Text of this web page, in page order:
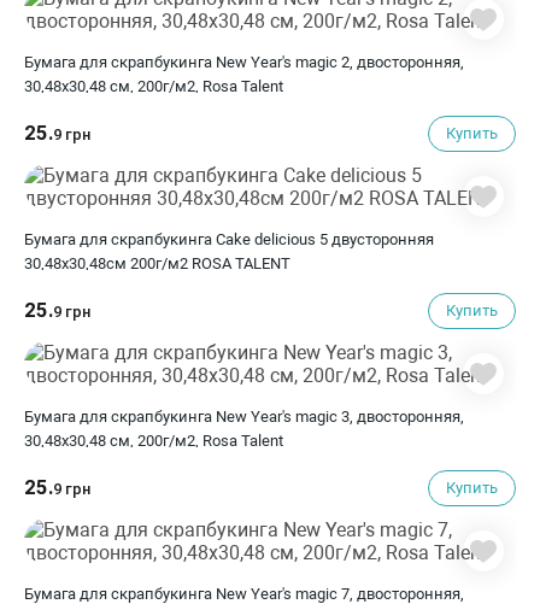
Бумага для скрапбукинга New Year's magic 2, двосторонняя,
30,48х30,48 см, 200г/м2, Rosa Talent
25.9 грн Купить
Бумага для скрапбукинга Cake delicious 5 двусторонняя
30,48х30,48см 200г/м2 ROSA TALENT
25.9 грн Купить
Бумага для скрапбукинга New Year's magic 3, двосторонняя,
30,48х30,48 см, 200г/м2, Rosa Talent
25.9 грн Купить
Бумага для скрапбукинга New Year's magic 7, двосторонняя,